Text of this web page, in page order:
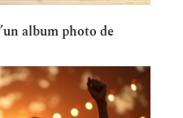
album photo de